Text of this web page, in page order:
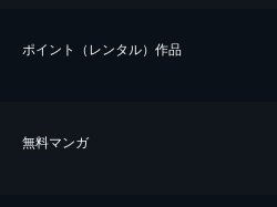
ポイント（レンタル）作品
無料マンガ